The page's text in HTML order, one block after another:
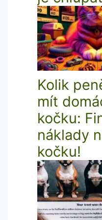
Kolik
mít
kočku:
náklady
kočku!